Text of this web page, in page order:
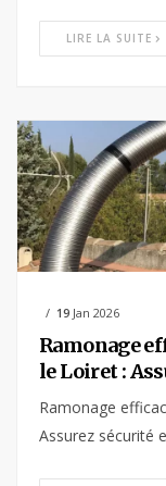
LIRE LA SUITE
19 Jan 2026
Ramonage
le Loiret :
Ramonage
Assurez sécurité